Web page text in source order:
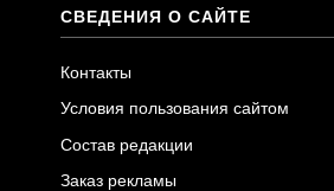
СВЕДЕНИЯ О САЙТЕ
Контакты
Условия пользования сайтом
Состав редакции
Заказ рекламы